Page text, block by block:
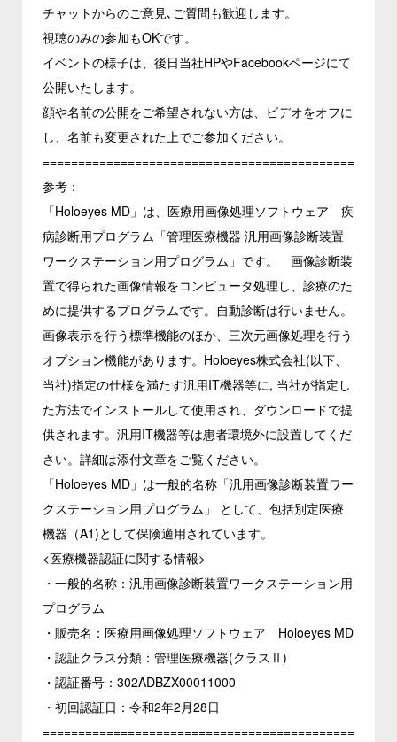
チャットからのご意見､ご質問も歓迎します。
視聴のみの参加もOKです。
イベントの様子は、後日当社HPやFacebookページにて
公開いたします。
顔や名前の公開をご希望されない方は、ビデオをオフに
し、名前も変更された上でご参加ください。
============================================
参考：
「Holoeyes MD」は、医療用画像処理ソフトウェア 疾
病診断用プログラム「管理医療機器 汎用画像診断装置
ワークステーション用プログラム」です。 画像診断装
置で得られた画像情報をコンピュータ処理し、診療のた
めに提供するプログラムです。自動診断は行いません。
画像表示を行う標準機能のほか、三次元画像処理を行う
オプション機能があります。Holoeyes株式会社(以下、
当社)指定の仕様を満たす汎用IT機器等に, 当社が指定し
た方法でインストールして使用され、ダウンロードで提
供されます。汎用IT機器等は患者環境外に設置してくだ
さい。詳細は添付文章をご覧ください。
「Holoeyes MD」は一般的名称「汎用画像診断装置ワー
クステーション用プログラム」 として、包括別定医療
機器（A1)として保険適用されています。
<医療機器認証に関する情報>
・一般的名称：汎用画像診断装置ワークステーション用
プログラム
・販売名：医療用画像処理ソフトウェア Holoeyes MD
・認証クラス分類：管理医療機器(クラスⅡ)
・認証番号：302ADBZX00011000
・初回認証日：令和2年2月28日
============================================